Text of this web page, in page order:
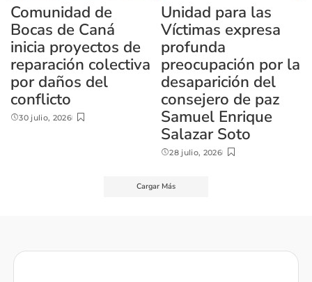
Comunidad de
Bocas de Caná
inicia proyectos de
reparación colectiva
por daños del
conflicto
30 julio, 2026
Unidad para las
Víctimas expresa
profunda
preocupación por la
desaparición del
consejero de paz
Samuel Enrique
Salazar Soto
28 julio, 2026
Cargar Más